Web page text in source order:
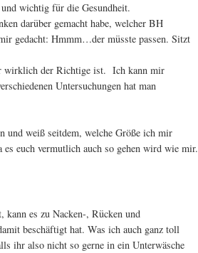
wichtig für die Gesundheit.
darüber gemacht habe, welcher BH
gedacht: Hmmm…der müsste passen. Sitzt
wirklich der Richtige ist. Ich kann mir
Untersuchungen hat man
und weiß seitdem, welche Größe ich mir
euch vermutlich auch so gehen wird wie mir.
es zu Nacken-, Rücken und
beschäftigt hat. Was ich auch ganz toll
ihr also nicht so gerne in ein Unterwäsche